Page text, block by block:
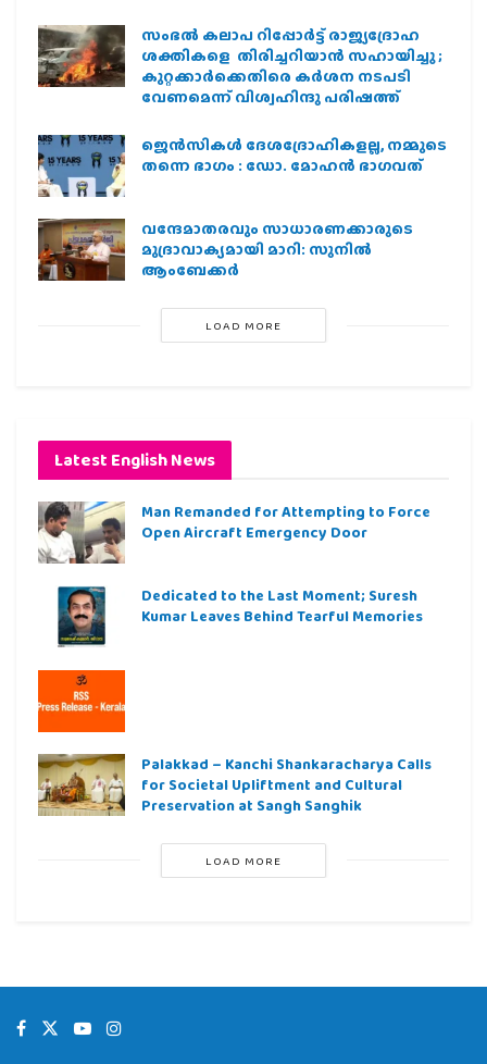
സംഭൽ കലാപ റിപ്പോർട്ട് രാജ്യദ്രോഹ
ശക്തികളെ തിരിച്ചറിയാൻ സഹായിച്ചു ;
കുറ്റക്കാർക്കെതിരെ കർശന നടപടി
വേണമെന്ന് വിശ്വഹിന്ദു പരിഷത്ത്
ജെന്‍സികള്‍ ദേശദ്രോഹികളല്ല, നമ്മുടെ
തന്നെ ഭാഗം : ഡോ. മോഹന്‍ ഭാഗവത്
വന്ദേമാതരവും സാധാരണക്കാരുടെ
മുദ്രാവാക്യമായി മാറി: സുനിൽ
ആംബേക്കർ
LOAD MORE
Latest English News
Man Remanded for Attempting to Force
Open Aircraft Emergency Door
Dedicated to the Last Moment; Suresh
Kumar Leaves Behind Tearful Memories
Palakkad – Kanchi Shankaracharya Calls
for Societal Upliftment and Cultural
Preservation at Sangh Sanghik
LOAD MORE